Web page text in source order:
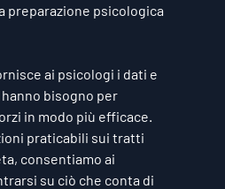
preparazione psicologica
ai psicologi i dati e
bisogno per
in modo più efficace.
praticabili sui tratti
consentiamo ai
su ciò che conta di